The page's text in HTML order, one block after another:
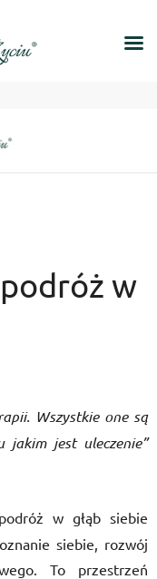
w
Wszystkie one są
jest uleczenie”
w głąb siebie
siebie, rozwój
To przestrzeń